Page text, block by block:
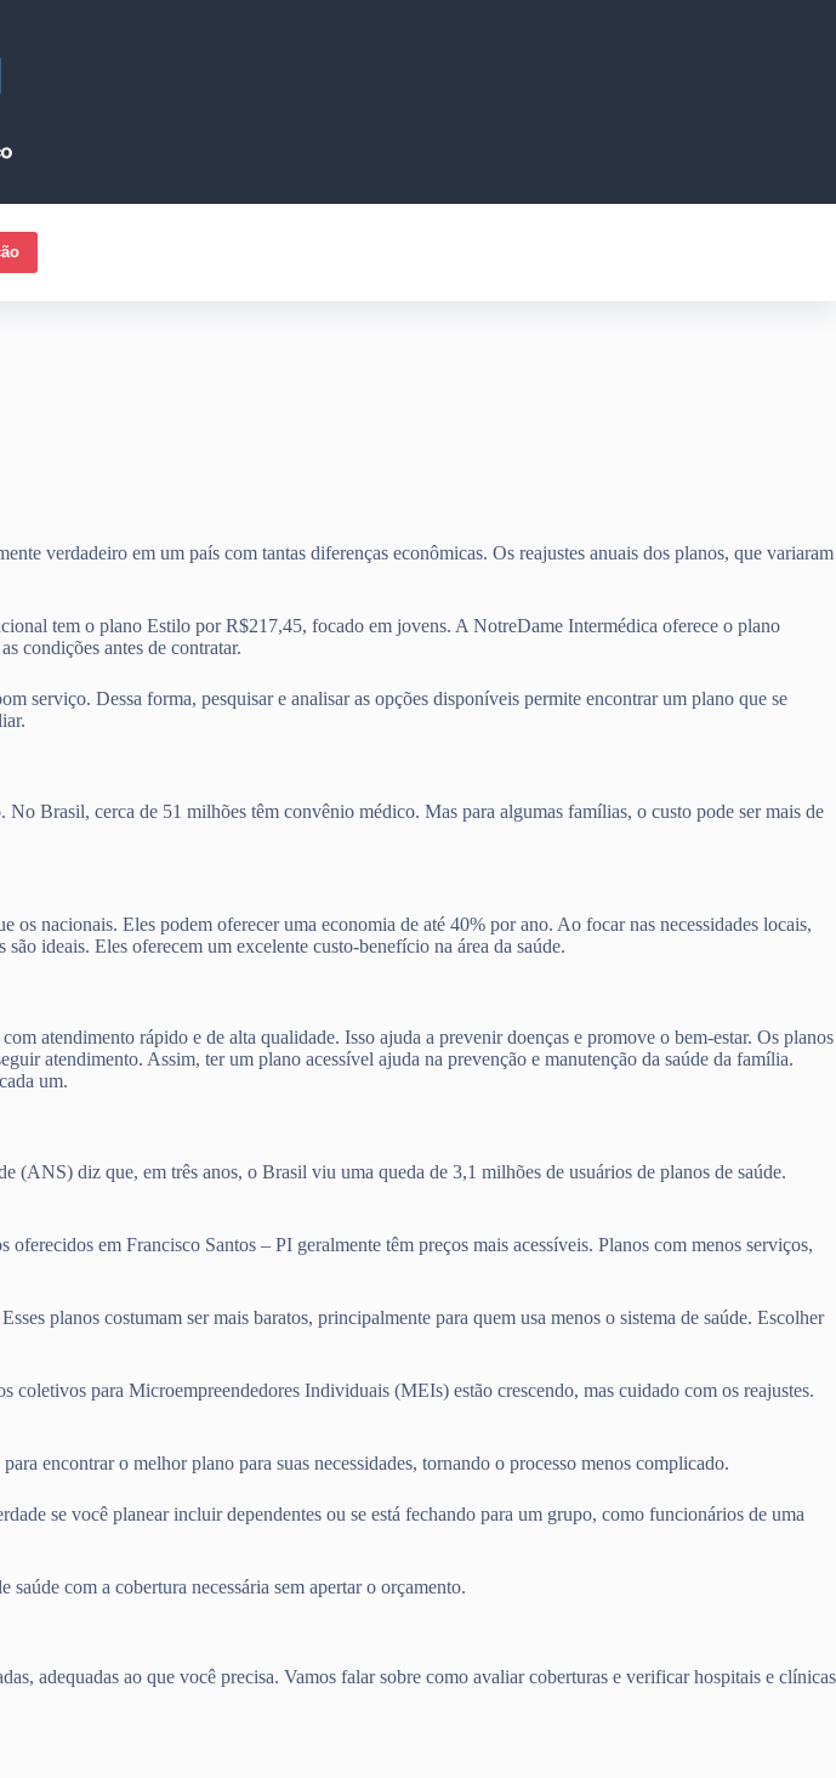
verdadeiro em um país com tantas diferenças econômicas. Os reajustes anuais dos planos, que variaram
tem o plano Estilo por R$217,45, focado em jovens. A NotreDame Intermédica oferece o plano
condições antes de contratar.
serviço. Dessa forma, pesquisar e analisar as opções disponíveis permite encontrar um plano que se
Brasil, cerca de 51 milhões têm convênio médico. Mas para algumas famílias, o custo pode ser mais de
nacionais. Eles podem oferecer uma economia de até 40% por ano. Ao focar nas necessidades locais,
ideais. Eles oferecem um excelente custo-benefício na área da saúde.
atendimento rápido e de alta qualidade. Isso ajuda a prevenir doenças e promove o bem-estar. Os planos
atendimento. Assim, ter um plano acessível ajuda na prevenção e manutenção da saúde da família.
um.
diz que, em três anos, o Brasil viu uma queda de 3,1 milhões de usuários de planos de saúde.
em Francisco Santos – PI geralmente têm preços mais acessíveis. Planos com menos serviços,
planos costumam ser mais baratos, principalmente para quem usa menos o sistema de saúde. Escolher
para Microempreendedores Individuais (MEIs) estão crescendo, mas cuidado com os reajustes.
encontrar o melhor plano para suas necessidades, tornando o processo menos complicado.
se você planear incluir dependentes ou se está fechando para um grupo, como funcionários de uma
com a cobertura necessária sem apertar o orçamento.
adequadas ao que você precisa. Vamos falar sobre como avaliar coberturas e verificar hospitais e clínicas